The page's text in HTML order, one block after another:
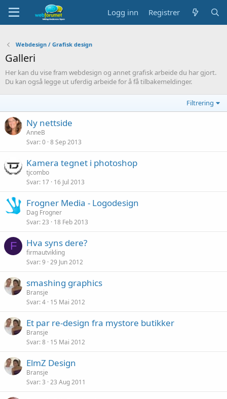
Logg inn Registrer
Webdesign / Grafisk design
Galleri
Her kan du vise fram webdesign og annet grafisk arbeide du har gjort.
Du kan også legge ut uferdig arbeide for å få tilbakemeldinger.
Filtrering
Ny nettside
AnneB
Svar 0 8 Sep 2013
Kamera tegnet i photoshop
tjcombo
Svar 17 16 Jul 2013
Frogner Media - Logodesign
Dag Frogner
Svar 23 18 Feb 2013
F Hva syns dere?
firmautvikling
Svar 9 29 Jun 2012
smashing graphics
Bransje
Svar 4 15 Mai 2012
Et par re-design fra mystore butikker
Bransje
Svar 8 15 Mai 2012
ElmZ Design
Bransje
Svar 3 23 Aug 2011